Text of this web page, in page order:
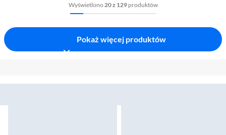
Wyświetlono 20 z 129 produktów
Pokaż więcej produktów